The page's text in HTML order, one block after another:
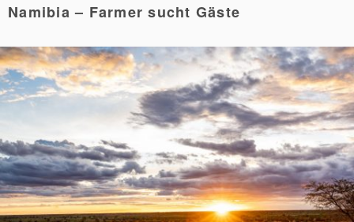
Namibia – Farmer sucht Gäste